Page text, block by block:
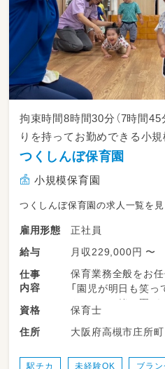
拘束時間8時間30分（7時間
りを持ってお勤めできる小
つくしんぼ保育園
小規模保育園
つくしんぼ保育園の求人一覧を見
雇用形態
正社員
給与
月収229,000円 〜
仕事
内容
保育業務全般をお任
「園児が明日も笑っ
トーに、一緒に園
か？
資格
保育士
住所
大阪府高槻市庄所
駅チカ 未経験OK ブラン